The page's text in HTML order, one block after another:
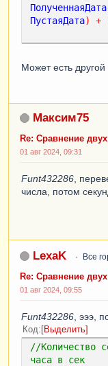
ПолученнаяДата
ПустаяДата) +
Может есть другой
Максим75
Re: Сравнение
01 авг 2024, 09:31
Funt432286 ,
числа, потом
LexaK Все
Re: Сравнение
01 авг 2024, 09:55
Funt432286 , эээ,
Код Выделить
//Количество
часа в сек